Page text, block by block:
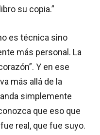
su copia.”
es técnica sino
más personal. La
Y en ese
más allá de la
simplemente
que eso que
real, que fue suyo.